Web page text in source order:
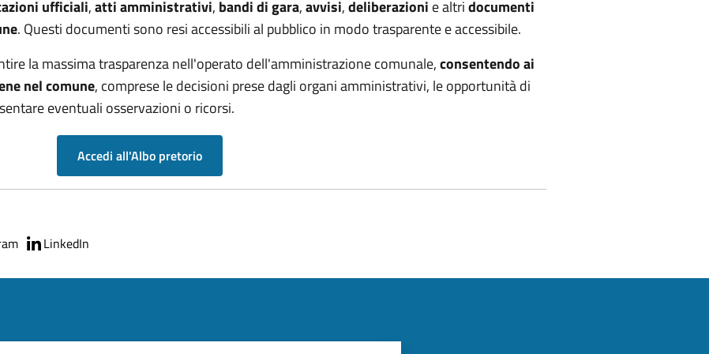
ufficiali,atti amministrativi, bandi di gara,avvisi,deliberazioni e altridocumenti
. Questi documenti sono resi accessibili al pubblico in modo trasparente e accessibile.
la massima trasparenza nell'operato dell'amministrazione comunale,consentendo ai
nel comune, comprese le decisioni prese dagli organi amministrativi, le opportunità di
eventuali osservazioni o ricorsi.
Accedi all'Albo pretorio
LinkedIn